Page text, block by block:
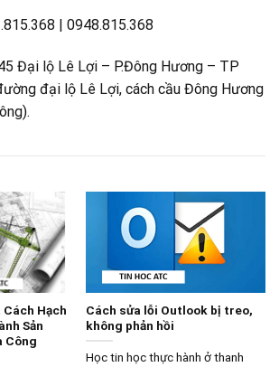
|0948.815.368
Đại lộ Lê Lợi – P.Đông Hương – TP
đại lộ Lê Lợi, cách cầu Đông Hương
Hạch
Sản
Công
Cách sửa lỗi Outlook bị treo,
không phản hồi
Học tin học thực hành ở thanh